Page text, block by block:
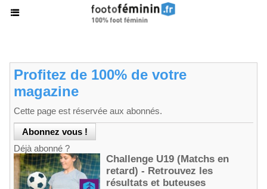
Profitez de 100% de votre
magazine
Cette page est réservée aux abonnés.
Déjà abonné ?
Challenge U19 (Matchs en
retard) - Retrouvez les
résultats et buteuses